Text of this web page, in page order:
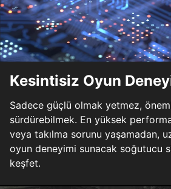
Kesintisiz Oyun
Sadece güçlü olmak yetmez,
sürdürebilmek. En yüksek
veya takılma sorunu yaşamadan,
oyun deneyimi sunacak soğutucu
keşfet.